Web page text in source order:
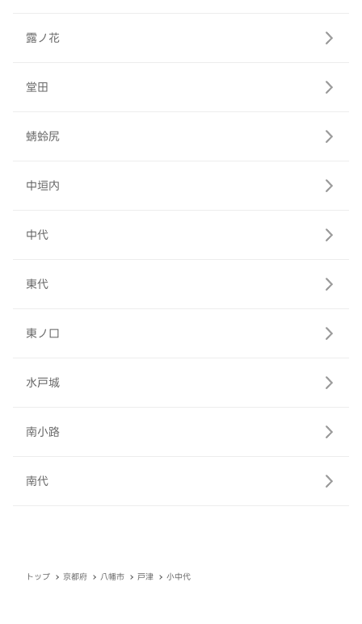
露ノ花
堂田
蜻蛉尻
中垣内
中代
東代
東ノ口
水戸城
南小路
南代
トップ 京都府 八幡市 戸津 小中代